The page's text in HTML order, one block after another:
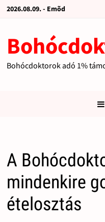
2026.08.09. - Emõd
Bohócdoktorok adó 1%
A
mindenkire
ételosztás